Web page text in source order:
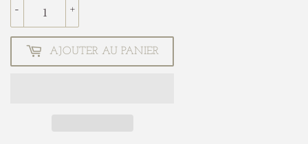
+
-
AJOUTER AU PANIER